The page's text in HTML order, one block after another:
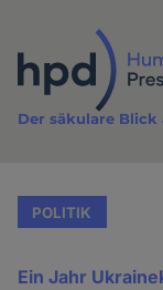
Inhalt
Der säkulare Blick
POLITIK
Ein Jahr